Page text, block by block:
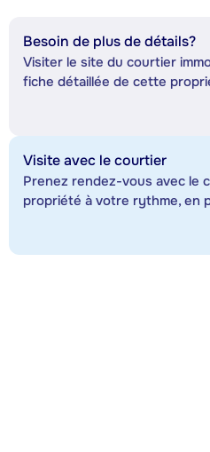
Besoin de plus de détails?
Visiter le site du courtier
fiche détaillée de cette
Visite avec le courtier
Prenez rendez-vous avec le
propriété à votre rythme, en